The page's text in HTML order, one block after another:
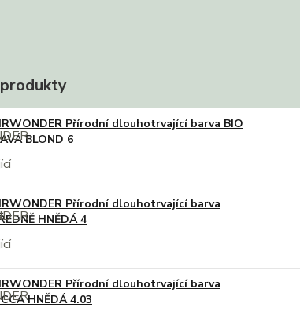
Přírodní dlouhotrvající barva BIO
BLOND 6
Přírodní dlouhotrvající barva
HNĚDÁ 4
Přírodní dlouhotrvající barva
HNĚDÁ 4.03